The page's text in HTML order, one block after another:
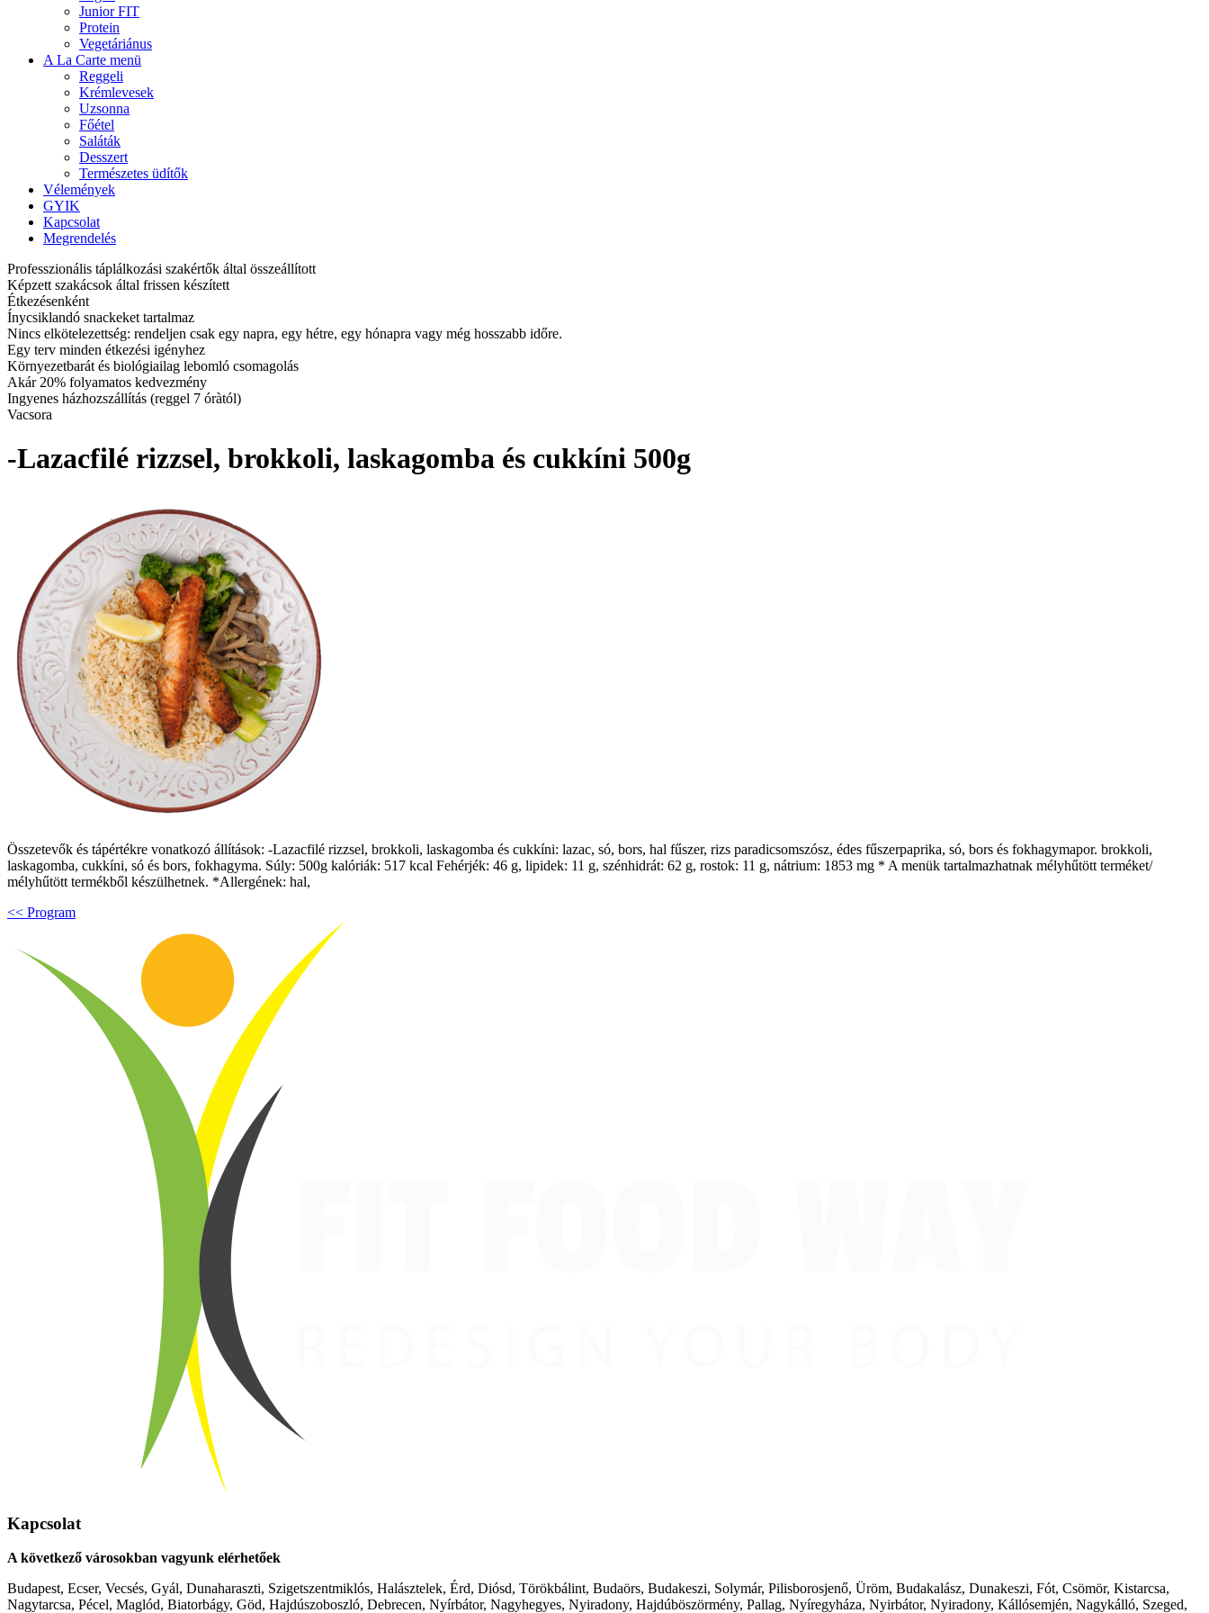
Junior FIT
Protein
Vegetáriánus
A La Carte menü
Reggeli
Krémlevesek
Uzsonna
Főétel
Saláták
Desszert
Természetes üdítők
Vélemények
GYIK
Kapcsolat
Megrendelés
Professzionális táplálkozási szakértők által összeállított
Képzett szakácsok által frissen készített
Étkezésenként
Ínycsiklandó snackeket tartalmaz
Nincs elkötelezettség: rendeljen csak egy napra, egy hétre, egy hónapra vagy még hosszabb időre.
Egy terv minden étkezési igényhez
Környezetbarát és biológiailag lebomló csomagolás
Akár 20% folyamatos kedvezmény
Ingyenes házhozszállítás (reggel 7 óràtól)
Vacsora
-Lazacfilé rizzsel, brokkoli, laskagomba és cukkíni 500g
Összetevők és tápértékre vonatkozó állítások: -Lazacfilé rizzsel, brokkoli, laskagomba és cukkíni: lazac, só, bors, hal fűszer, rizs paradicsomszósz, édes fűszerpaprika, só, bors és fokhagymapor. brokkoli,
laskagomba, cukkíni, só és bors, fokhagyma. Súly: 500g kalóriák: 517 kcal Fehérjék: 46 g, lipidek: 11 g, szénhidrát: 62 g, rostok: 11 g, nátrium: 1853 mg * A menük tartalmazhatnak mélyhűtött terméket/
mélyhűtött termékből készülhetnek. *Allergének: hal,
<< Program
Kapcsolat
A következő városokban vagyunk elérhetőek
Budapest, Ecser, Vecsés, Gyál, Dunaharaszti, Szigetszentmiklós, Halásztelek, Érd, Diósd, Törökbálint, Budaörs, Budakeszi, Solymár, Pilisborosjenő, Üröm, Budakalász, Dunakeszi, Fót, Csömör, Kistarcsa,
Nagytarcsa, Pécel, Maglód, Biatorbágy, Göd, Hajdúszoboszló, Debrecen, Nyírbátor, Nagyhegyes, Nyiradony, Hajdúböszörmény, Pallag, Nyíregyháza, Nyirbátor, Nyiradony, Kállósemjén, Nagykálló, Szeged,